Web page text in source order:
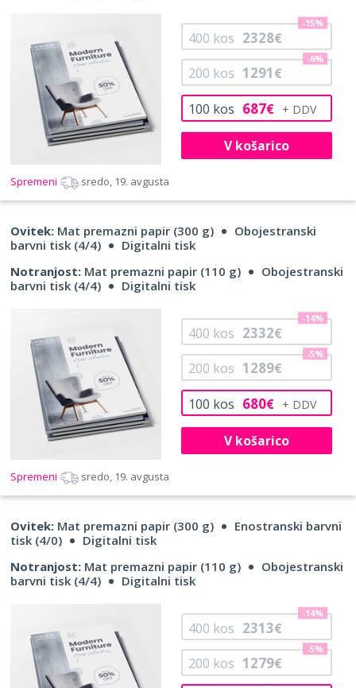
100 kos 687€
200 kos 1291€
-6%
400 kos 2328€
-15%
V košarico
Spremeni sredo, 19. avgusta
Ovitek: Mat premazni papir (300 g)
Obojestranski
barvni tisk (4/4)
Digitalni tisk
Notranjost: Mat premazni papir (110 g)
Obojestranski
barvni tisk (4/4)
Digitalni tisk
100 kos 680€
200 kos 1289€
-5%
400 kos 2332€
-14%
V košarico
Spremeni sredo, 19. avgusta
Ovitek: Mat premazni papir (300 g)
Enostranski barvni
tisk (4/0)
Digitalni tisk
Notranjost: Mat premazni papir (110 g)
Obojestranski
barvni tisk (4/4)
Digitalni tisk
200 kos 1279€
-5%
400 kos 2313€
-14%